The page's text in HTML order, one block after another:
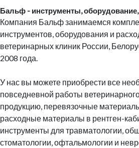
Бальф - инструменты,
Компания Бальф занимаемся
инструментов, оборудования и
ветеринарных клиник России,
2008 года.
У нас вы можете приобрести все
повседневной работы
продукцию, перевязочные
расходные материалы в рентген-
инструменты для травматологии,
стоматологии, офтальмологии и